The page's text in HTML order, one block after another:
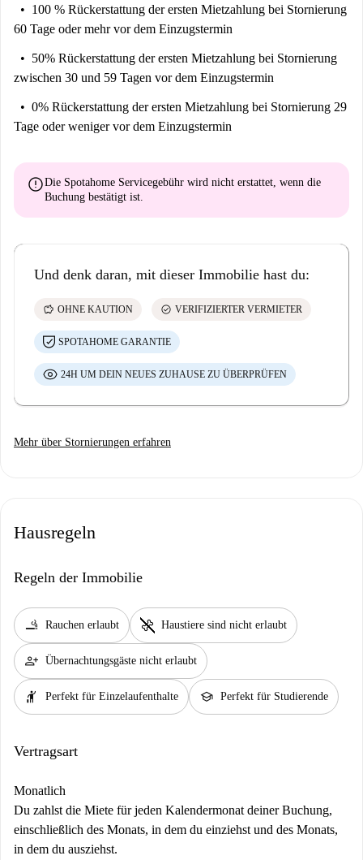
100 % Rückerstattung der ersten Mietzahlung bei Stornierung
60 Tage oder mehr vor dem Einzugstermin
50% Rückerstattung der ersten Mietzahlung bei Stornierung
zwischen 30 und 59 Tagen vor dem Einzugstermin
0% Rückerstattung der ersten Mietzahlung bei Stornierung 29
Tage oder weniger vor dem Einzugstermin
errorDie Spotahome Servicegebühr wird nicht erstattet , wenn die
Buchung bestätigt ist.
Und denk daran, mit dieser Immobilie hast du:
savings OHNE KAUTION check_circle VERIFIZIERTER VERMIETER
SPOTAHOME GARANTIE
24H UM DEIN NEUES ZUHAUSE ZU ÜBERPRÜFEN
Mehr über Stornierungen erfahren
Hausregeln
Regeln der Immobilie
smoking_rooms Rauchen erlaubt pet_supplies Haustiere sind nicht erlaubt
person_add Übernachtungsgäste nicht erlaubt
hail Perfekt für Einzelaufenthalte school Perfekt für Studierende
Vertragsart
Monatlich
Du zahlst die Miete für jeden Kalendermonat deiner Buchung,
einschließlich des Monats, in dem du einziehst und des Monats,
in dem du ausziehst.